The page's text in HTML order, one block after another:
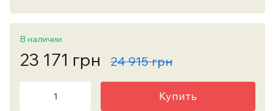
В наличии
23 171 грн 24 915 грн
Купить